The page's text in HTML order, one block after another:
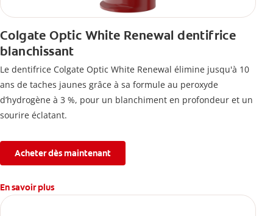
Colgate Optic White Renewal dentifrice
blanchissant
Le dentifrice Colgate Optic White Renewal élimine jusqu'à 10
ans de taches jaunes grâce à sa formule au peroxyde
d’hydrogène à 3 %, pour un blanchiment en profondeur et un
sourire éclatant.
Acheter dès maintenant
En savoir plus